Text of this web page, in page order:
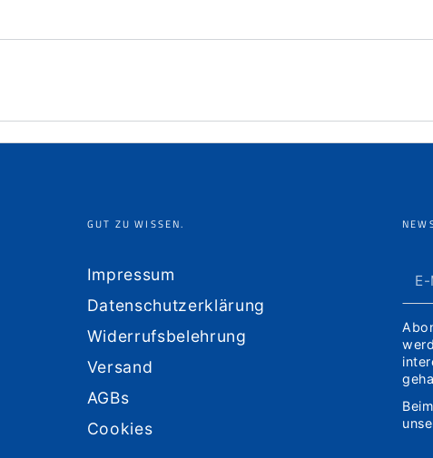
GUT ZU WISSEN.
Impressum
Datenschutzerklärung
Widerrufsbelehrung
Versand
AGBs
Cookies
E-